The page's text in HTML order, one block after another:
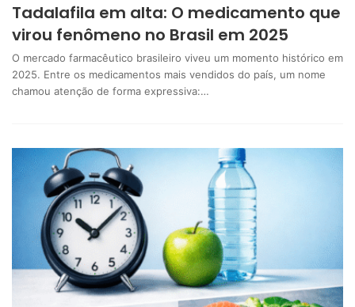
Tadalafila em alta: O medicamento que
virou fenômeno no Brasil em 2025
O mercado farmacêutico brasileiro viveu um momento histórico em
2025. Entre os medicamentos mais vendidos do país, um nome
chamou atenção de forma expressiva:…